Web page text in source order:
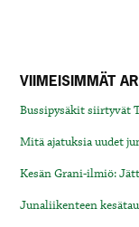
VIIMEISIMMÄT
Bussipysäkit siirtyvät
Mitä ajatuksia uudet
Kesän Grani-ilmiö:
Junaliikenteen